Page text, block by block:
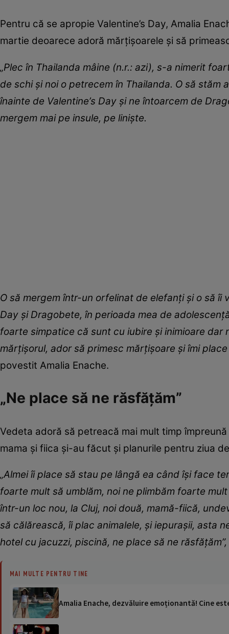
Pentru că se apropie Valentine’s Day, Amalia
martie deoarece adoră mărțișoarele și să
„Plec în Thailanda mâine (n.r.: azi), s-a nimerit
de schi și noi o petrecem în Thailanda. O să
înainte de Valentine’s Day și ne întoarcem de
mergem mai pe insule, pe liniște.
O să mergem într-un orfelinat de elefanți și o să îi
Day și Dragobete, în perioada mea de
foarte simpatice că sunt cu iubire și inimioare
mărțișorul, ador să primesc mărțișoare și îmi
povestit Amalia Enache.
„Ne place să ne răsfățăm”
Vedeta adoră să petreacă mai mult timp
mama și fiica și-au făcut și planurile pentru ziua
„Almei îi place să stau pe lângă ea când își face
foarte mult să umblăm, noi ne plimbăm foarte
într-un loc nou, la Cluj, noi două, mamă-fiică,
să călărească, îi plac animalele, și iepurașii, asta
hotel cu jacuzzi, piscină, ne place să ne răsfățăm”,
MAI MULTE PENTRU TINE
Amalia Enache, dezvăluire emoționantă! Cine